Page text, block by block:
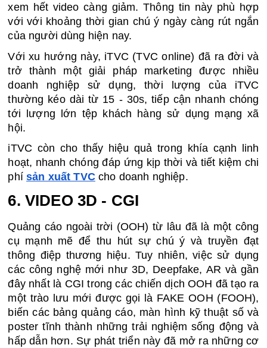
xem hết video càng giảm. Thông tin này phù hợp
với với khoảng thời gian chú ý ngày càng rút ngắn
của người dùng hiện nay.
Với xu hướng này, iTVC (TVC online) đã ra đời và
trở thành một giải pháp marketing được nhiều
doanh nghiệp sử dụng, thời lượng của iTVC
thường kéo dài từ 15 - 30s, tiếp cận nhanh chóng
tới lượng lớn tệp khách hàng sử dụng mạng xã
hội.
iTVC còn cho thấy hiệu quả trong khía cạnh linh
hoạt, nhanh chóng đáp ứng kịp thời và tiết kiệm chi
phí sản xuất TVC cho doanh nghiệp.
6. VIDEO 3D - CGI
Quảng cáo ngoài trời (OOH) từ lâu đã là một công
cụ mạnh mẽ để thu hút sự chú ý và truyền đạt
thông điệp thương hiệu. Tuy nhiên, việc sử dụng
các công nghệ mới như 3D, Deepfake, AR và gần
đây nhất là CGI trong các chiến dịch OOH đã tạo ra
một trào lưu mới được gọi là FAKE OOH (FOOH),
biến các bảng quảng cáo, màn hình kỹ thuật số và
poster tĩnh thành những trải nghiệm sống động và
hấp dẫn hơn. Sự phát triển này đã mở ra những cơ